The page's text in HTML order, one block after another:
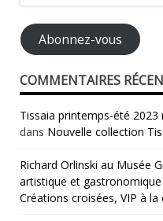
mail
Abonnez-vous
COMMENTAIRES
Tissaia printemps-été
dans Nouvelle collection
Richard Orlinski au Musée
artistique et gastronomique
Créations croisées, VIP à